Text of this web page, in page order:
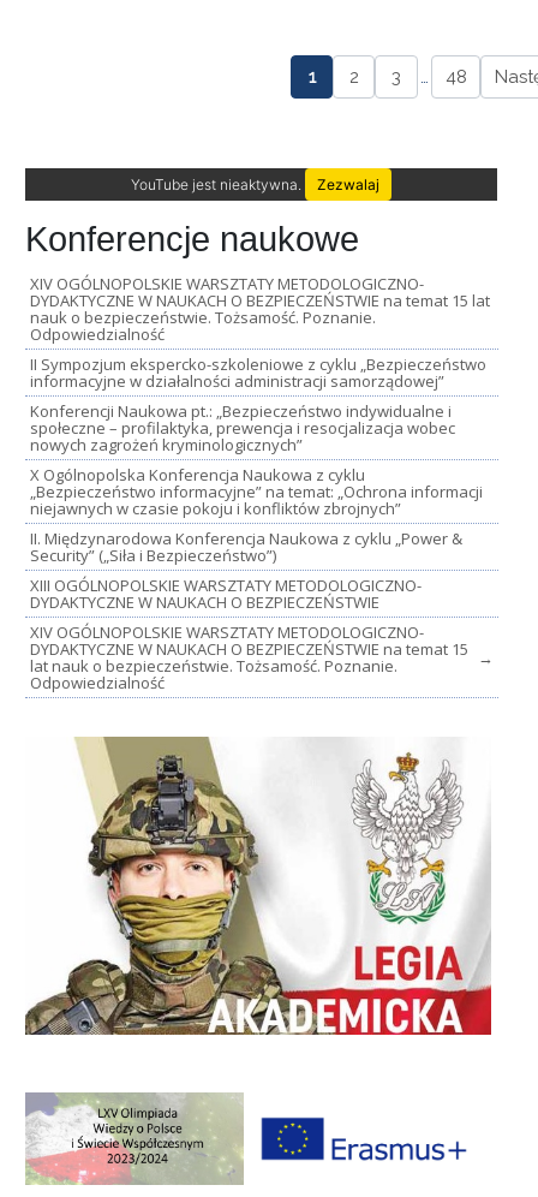
1 2 3 … 48
YouTube jest nieaktywna. Zezwalaj
Konferencje naukowe
XIV OGÓLNOPOLSKIE WARSZTATY METODOLOGICZNO-
DYDAKTYCZNE W NAUKACH O BEZPIECZEŃSTWIE na temat 15 lat
nauk o bezpieczeństwie. Tożsamość. Poznanie.
Odpowiedzialność
II Sympozjum ekspercko-szkoleniowe z cyklu „Bezpieczeństwo
informacyjne w działalności administracji samorządowej”
Konferencji Naukowa pt.: „Bezpieczeństwo indywidualne i
społeczne – profilaktyka, prewencja i resocjalizacja wobec
nowych zagrożeń kryminologicznych”
X Ogólnopolska Konferencja Naukowa z cyklu
„Bezpieczeństwo informacyjne” na temat: „Ochrona informacji
niejawnych w czasie pokoju i konfliktów zbrojnych”
II. Międzynarodowa Konferencja Naukowa z cyklu „Power &
Security” („Siła i Bezpieczeństwo”)
XIII OGÓLNOPOLSKIE WARSZTATY METODOLOGICZNO-
DYDAKTYCZNE W NAUKACH O BEZPIECZEŃSTWIE
XIV OGÓLNOPOLSKIE WARSZTATY METODOLOGICZNO-
DYDAKTYCZNE W NAUKACH O BEZPIECZEŃSTWIE na temat 15
lat nauk o bezpieczeństwie. Tożsamość. Poznanie.
Odpowiedzialność
→